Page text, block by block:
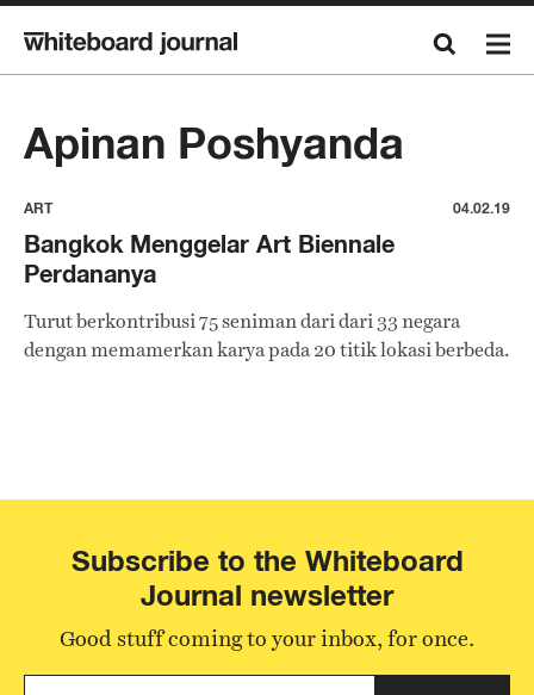
Apinan Poshyanda
ART 04.02.19
Bangkok Menggelar Art Biennale
Perdananya
Turut berkontribusi 75 seniman dari dari 33 negara
dengan memamerkan karya pada 20 titik lokasi berbeda.
Subscribe to the Whiteboard
Journal newsletter
Good stuff coming to your inbox, for once.